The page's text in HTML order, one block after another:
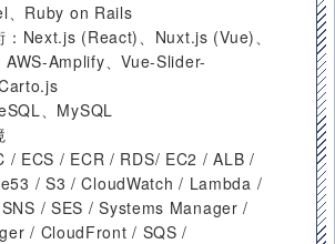
、Ruby on Rails
：Next.js (React)、Nuxt.js (Vue)、
AWS-Amplify、Vue-Slider-
、MySQL
/ ECS / ECR / RDS/ EC2 / ALB /
/ S3 / CloudWatch / Lambda /
/ SES / Systems Manager /
/ CloudFront / SQS /